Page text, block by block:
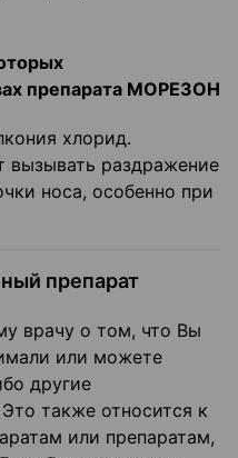
препарата МОРЕЗОН
хлорид.
вызывать раздражение
носа, особенно при
препарат
врачу о том, что Вы
или можете
другие
также относится к
или препаратам,